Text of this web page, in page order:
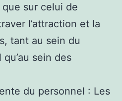
sur celui de
l’attraction et la
tant au sein du
sein des
du personnel : Les